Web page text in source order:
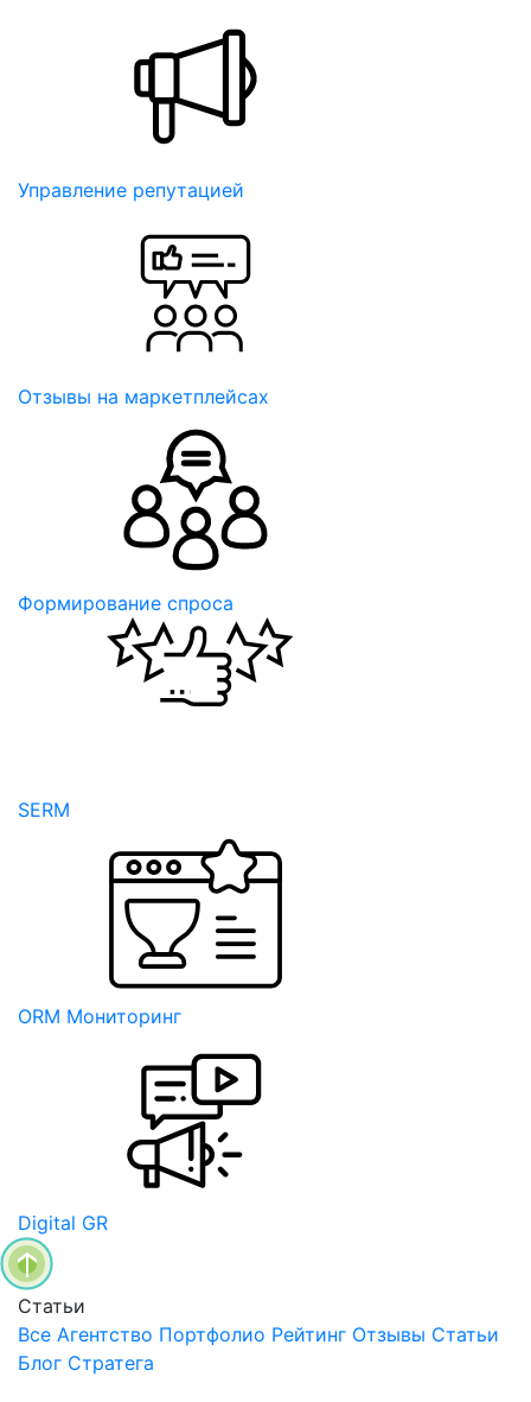
Управление репутацией
Отзывы на маркетплейсах
Формирование спроса
SERM
ORM Мониторинг
Digital GR
Статьи
Все Агентство Портфолио Рейтинг Отзывы Статьи
Блог Стратега